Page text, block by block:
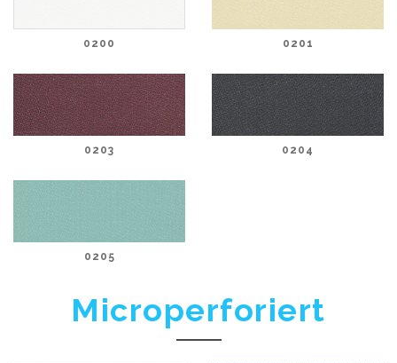
0200 0201
0203 0204
0205
Microperforiert